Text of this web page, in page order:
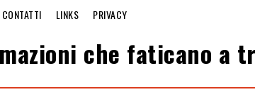
CONTATTI LINKS PRIVACY
che faticano a